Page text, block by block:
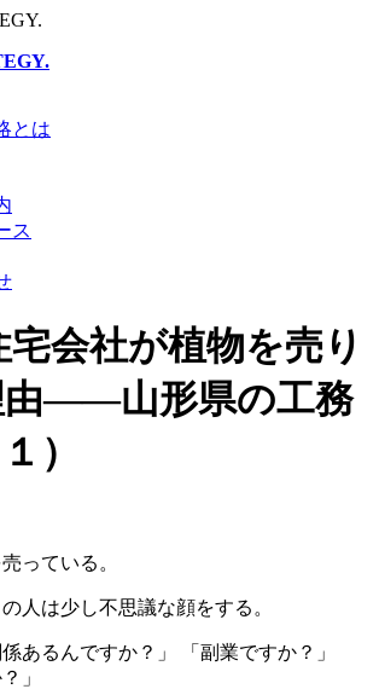
とは
ス
宅会社が植物を売り
由――山形県の工務
）
っている。
人は少し不思議な顔をする。
あるんですか？」 「副業ですか？」
」